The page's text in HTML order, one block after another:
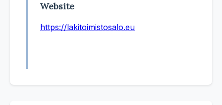
Website
https://lakitoimistosalo.eu